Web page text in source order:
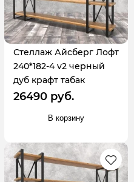
Стеллаж Айсберг Лофт
240*182-4 v2 черный
дуб крафт табак
26490 руб.
В корзину